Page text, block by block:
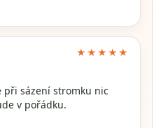
★★★★★
při sázení stromku nic
v pořádku.